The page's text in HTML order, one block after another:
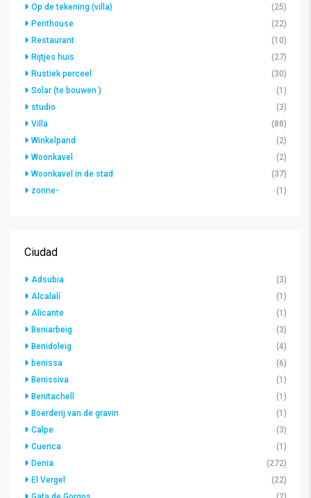
Op de tekening (villa)
(25)
Penthouse
(22)
Restaurant
(10)
Rijtjes huis
(27)
Rustiek perceel
(30)
Solar (te bouwen )
(1)
studio
(3)
Villa
(88)
Winkelpand
(2)
Woonkavel
(2)
Woonkavel in de stad
(37)
zonne-
(1)
Ciudad
Adsubia
(3)
Alcalalí
(1)
Alicante
(1)
Beniarbeig
(3)
Benidoleig
(4)
benissa
(6)
Benissiva
(1)
Benitachell
(1)
Boerderij van de gravin
(1)
Calpe
(3)
Cuenca
(1)
Denia
(272)
El Vergel
(22)